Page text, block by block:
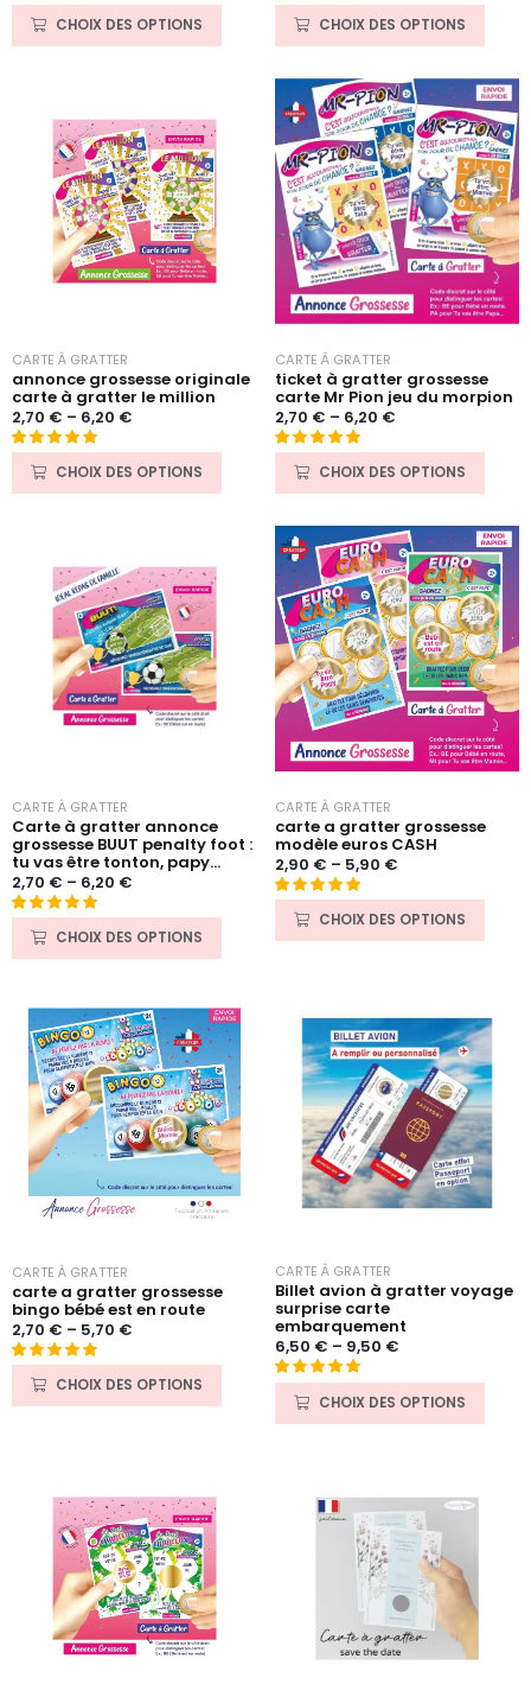
Noté 4.87
616 CHOIX DES OPTIONS Noté 5sur 5
client
CHOIX DES OPTIONS
CARTE À GRATTER
annonce grossesse originale
carte à gratter le million
2,70 € – 6,20 €
Noté 4.91
CHOIX DES OPTIONS
CARTE À GRATTER
ticket à gratter grossesse
carte Mr Pion jeu du morpion
2,70 € – 6,20 €
Noté 4.97
sur 5 basé
notations
client
CHOIX DES OPTIONS
CARTE À GRATTER
Carte à gratter annonce
grossesse BUUT penalty foot :
tu vas être tonton, papy...
2,70 € – 6,20 €
Noté 5.00
sur 5 basé
client
CHOIX DES OPTIONS
CARTE À GRATTER
carte a gratter grossesse
modèle euros CASH
2,90 € – 5,90 €
Noté 5.00
sur 5 basé
CHOIX DES OPTIONS
CARTE À GRATTER
carte a gratter grossesse
bingo bébé est en route
2,70 € – 5,70 €
Noté 5.00
sur 5 basé
CHOIX DES OPTIONS
CARTE À GRATTER
Billet avion à gratter voyage
surprise carte
embarquement
6,50 € – 9,50 €
Noté 5.00
sur 5 basé
CHOIX DES OPTIONS